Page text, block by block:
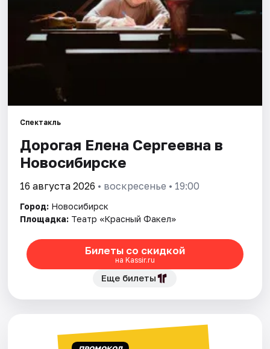
Города
Спектакль
Дорогая Елена Сергеевна в
Новосибирске
16 августа 2026 • воскресенье • 19:00
Город: Новосибирск
Площадка: Театр «Красный Факел»
Билеты со скидкой
на Kassir.ru
Еще билеты